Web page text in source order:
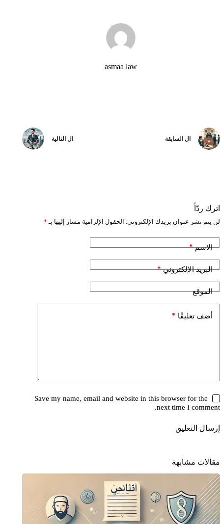
asmaa law
ال السابقة ال التالية
اترك ردّاً
لن يتم نشر عنوان بريدك الإلكتروني. الحقول الإلزامية مشار إليها بـ *
الاسم*
البريد الإلكتروني*
الموقع
أضف تعليقًا *
Save my name, email and website in this browser for the
next time I comment.
إرسال التعليق
مقالات مشابهة